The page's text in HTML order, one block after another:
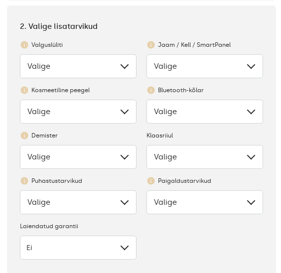
2. Valige lisatarvikud
Valguslüliti
Puudub
Valige
Jaam / Kell / SmartPanel
Puudub
Valige
Kosmeetiline peegel
Puudub
Valige
Bluetooth-kõlar
Puudub
Valige
Demister
Puudub
Valige
Klaasriiul
Puudus
Valige
Puhastustarvikud
Puudub
Valige
Paigaldustarvikud
Puudub
Valige
Laiendatud garantii
Ei